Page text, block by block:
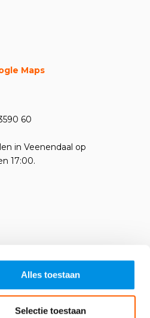
Alles toestaan
Selectie toestaan
Maps
60
in Veenendaal op
17:00.